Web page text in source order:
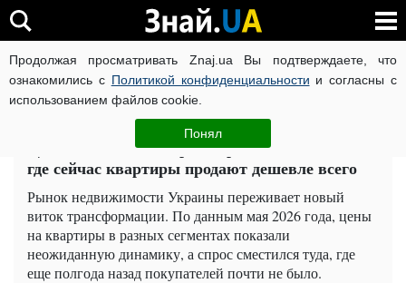
Продолжая просматривать Znaj.ua Вы подтверждаете, что
ознакомились с Политикой конфиденциальности и согласны с
использованием файлов cookie.
Понял
ВОЙНА РОССИИ ПРОТИВ УКРАИНЫ КОРОНАВИРУС В
ЧИТАТИ УКРАЇНСЬКОЮ
Цены на жилье в Украине резко изменились:
где сейчас квартиры продают дешевле всего
Рынок недвижимости Украины переживает новый
виток трансформации. По данным мая 2026 года, цены
на квартиры в разных сегментах показали
неожиданную динамику, а спрос сместился туда, где
еще полгода назад покупателей почти не было.